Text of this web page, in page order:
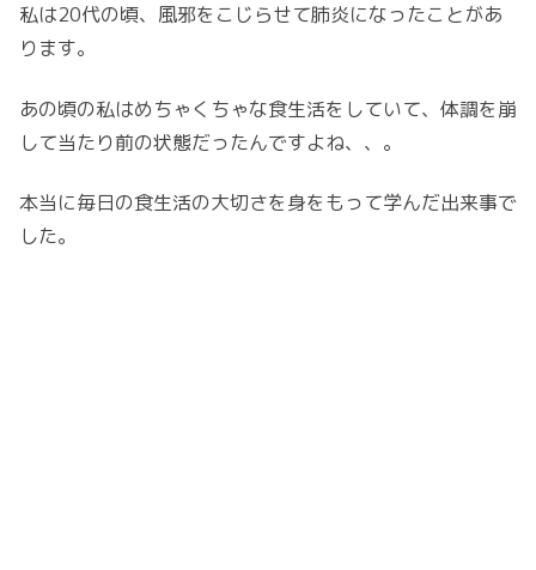
私は20代の頃、風邪をこじらせて肺炎になったことがあ
ります。
あの頃の私はめちゃくちゃな食生活をしていて、体調を崩
して当たり前の状態だったんですよね、、。
本当に毎日の食生活の大切さを身をもって学んだ出来事で
した。